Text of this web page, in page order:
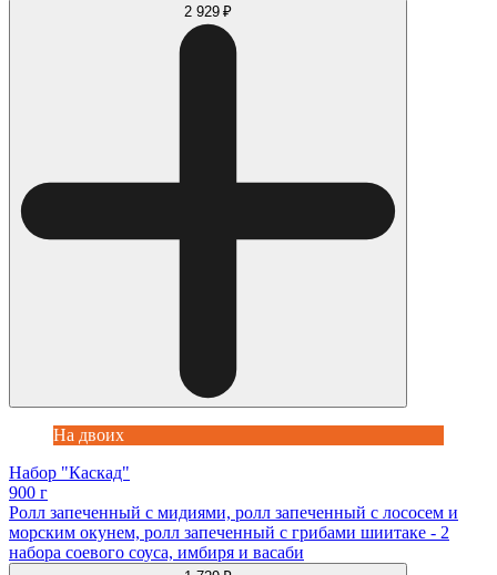
2 929 ₽
На двоих
Набор "Каскад"
900 г
Ролл запеченный с мидиями, ролл запеченный с лососем и
морским окунем, ролл запеченный с грибами шиитаке - 2
набора соевого соуса, имбиря и васаби